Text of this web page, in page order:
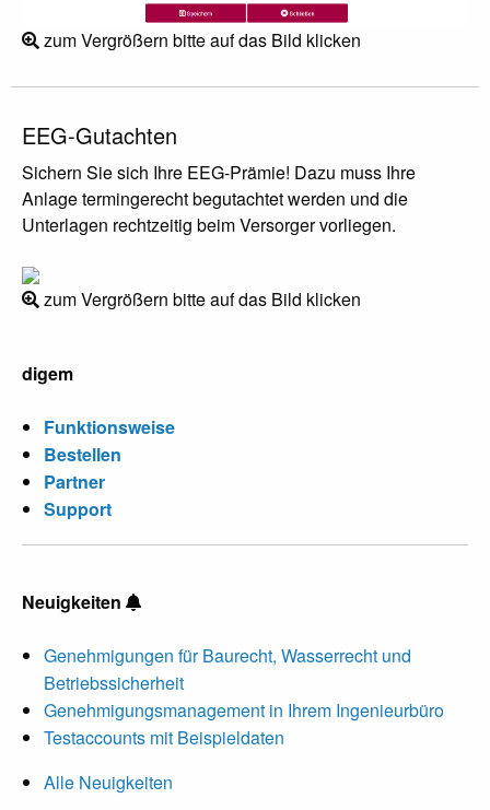
zum Vergrößern bitte auf das Bild klicken
EEG-Gutachten
Sichern Sie sich Ihre EEG-Prämie! Dazu muss Ihre
Anlage termingerecht begutachtet werden und die
Unterlagen rechtzeitig beim Versorger vorliegen.
zum Vergrößern bitte auf das Bild klicken
digem
Funktionsweise
Bestellen
Partner
Support
Neuigkeiten
Genehmigungen für Baurecht, Wasserrecht und
Betriebssicherheit
Genehmigungsmanagement in Ihrem Ingenieurbüro
Testaccounts mit Beispieldaten
Alle Neuigkeiten